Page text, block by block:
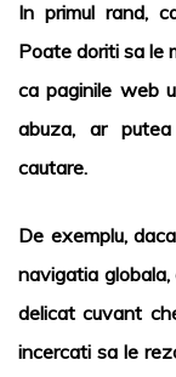
In primul rand,
Poate doriti sa le
ca paginile web
abuza, ar
cautare.
De exemplu,
navigatia
delicat cuvant
incercati sa le